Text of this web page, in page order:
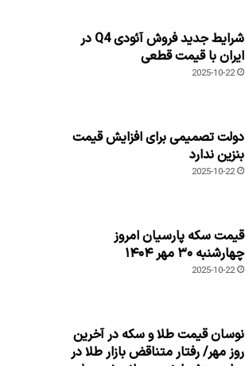
شرایط جدید فروش آئودی Q4 در
ایران با قیمت قطعی
2025-10-22
دولت تصمیمی برای افزایش قیمت
بنزین ندارد
2025-10-22
قیمت سکه پارسیان امروز
چهارشنبه ۳۰ مهر ۱۴۰۴
2025-10-22
نوسان قیمت طلا و سکه در آخرین
روز مهر/ رفتار متناقض بازار طلا در